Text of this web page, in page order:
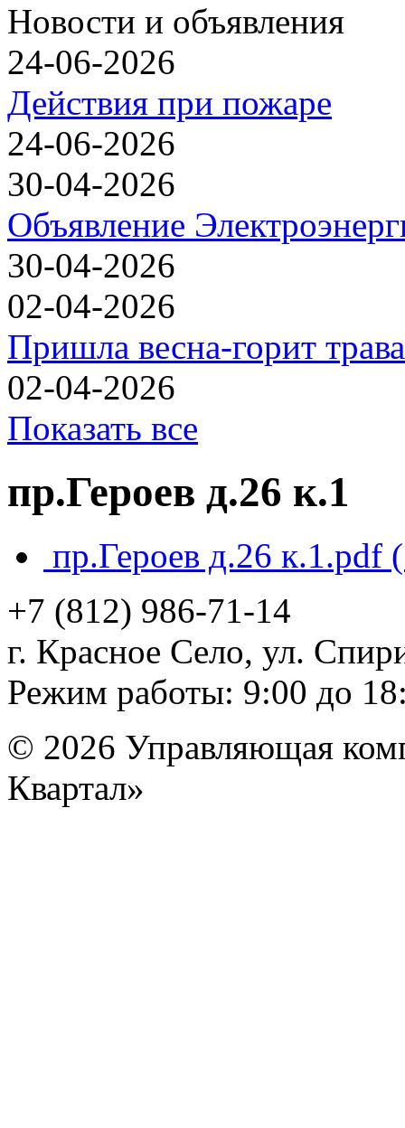
Новости и объявления
24-06-2026
Действия при пожаре
24-06-2026
30-04-2026
Объявление
30-04-2026
02-04-2026
Пришла весна-горит трава
02-04-2026
Показать все
пр.Героев д.26 к.1
пр.Героев д.26 к.1.pdf
+7 (812) 986-71-14
г. Красное Село, ул.
Режим работы: 9:00 до
© 2026 Управляющая
Квартал»